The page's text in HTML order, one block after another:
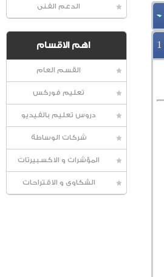
الدعم الفنى
اهم الاقسام
القسم العام
تعليم فوركس
دروس تعليم بالفيديو
شركات الوساطة
المؤشرات و الاكسبيرتات
الشكاوى و الاقتراحات
1